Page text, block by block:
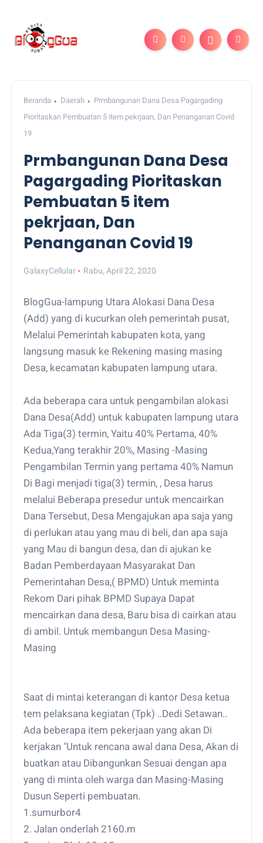
Beranda Daerah
Prmbangunan Dana Desa Pagargading
Pioritaskan Pembuatan 5 item pekrjaan, Dan Penanganan Covid
19
Prmbangunan Dana Desa
Pagargading Pioritaskan
Pembuatan 5 item
pekrjaan, Dan
Penanganan Covid 19
GalaxyCellular Rabu, April 22, 2020
BlogGua-lampung Utara Alokasi Dana Desa
(Add) yang di kucurkan oleh pemerintah pusat,
Melalui Pemerintah kabupaten kota, yang
langsung masuk ke Rekening masing masing
Desa, kecamatan kabupaten lampung utara.
Ada beberapa cara untuk pengambilan alokasi
Dana Desa(Add) untuk kabupaten lampung utara
Ada Tiga(3) termin, Yaitu 40% Pertama, 40%
Kedua,Yang terakhir 20%, Masing -Masing
Pengambilan Termin yang pertama 40% Namun
Di Bagi menjadi tiga(3) termin, , Desa harus
melalui Beberapa presedur untuk mencairkan
Dana Tersebut, Desa Mengajukan apa saja yang
di perlukan atau yang mau di beli, dan apa saja
yang Mau di bangun desa, dan di ajukan ke
Badan Pemberdayaan Masyarakat Dan
Pemerintahan Desa,( BPMD) Untuk meminta
Rekom Dari pihak BPMD Supaya Dapat
mencairkan dana desa, Baru bisa di cairkan atau
di ambil. Untuk membangun Desa Masing-
Masing
Saat di mintai keterangan di kantor Desa ketua
tem pelaksana kegiatan (Tpk) ..Dedi Setawan..
Ada beberapa item pekerjaan yang akan Di
kerjakan "Untuk rencana awal dana Desa, Akan di
buatkan atau Dibangunkan Sesuai dengan apa
yang di minta oleh warga dan Masing-Masing
Dusun Seperti pembuatan.
1.sumurbor4
2. Jalan onderlah 2160.m